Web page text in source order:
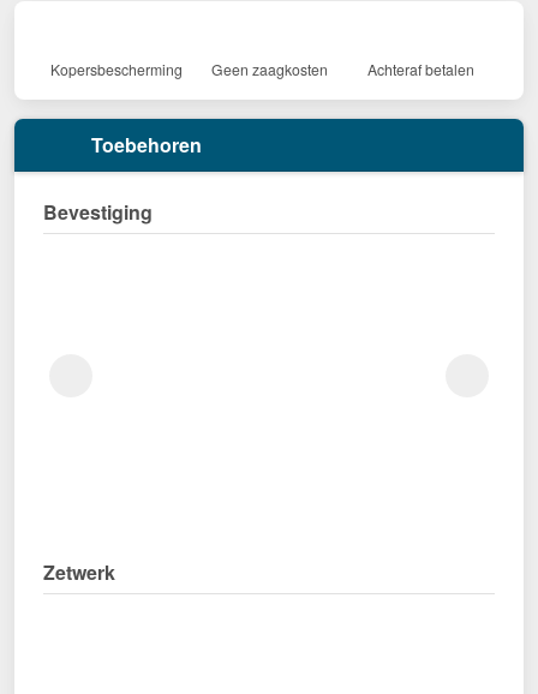
Kopersbescherming Geen zaagkosten Achteraf betalen
Toebehoren
Bevestiging
Zetwerk